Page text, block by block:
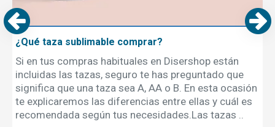
¿Qué taza sublimable comprar?
Si en tus compras habituales en Disershop están
incluidas las tazas, seguro te has preguntado que
significa que una taza sea A, AA o B. En esta ocasión
te explicaremos las diferencias entre ellas y cuál es
recomendada según tus necesidades.Las tazas ..